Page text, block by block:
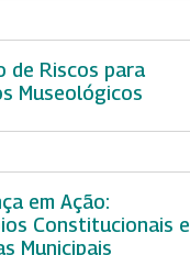
de Riscos para
Museológicos
em Ação:
Constitucionais e
Municipais